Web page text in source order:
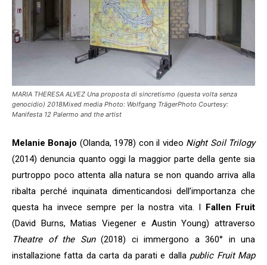
MARIA THERESA ALVEZ Una proposta di sincretismo (questa volta senza
genocidio) 2018Mixed media Photo: Wolfgang TrägerPhoto Courtesy:
Manifesta 12 Palermo and the artist
Melanie Bonajo (Olanda, 1978) con il video Night Soil Trilogy
(2014) denuncia quanto oggi la maggior parte della gente sia
purtroppo poco attenta alla natura se non quando arriva alla
ribalta perché inquinata dimenticandosi dell’importanza che
questa ha invece sempre per la nostra vita. I Fallen Fruit
(David Burns, Matias Viegener e Austin Young) attraverso
Theatre of the Sun(2018) ci immergono a 360° in una
installazione fatta da carta da parati e dalla public Fruit Map